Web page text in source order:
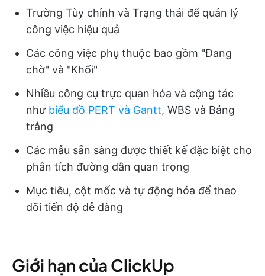
Trường Tùy chỉnh và Trạng thái để quản lý
công việc hiệu quả
Các công việc phụ thuộc bao gồm "Đang
chờ" và "Khối"
Nhiều công cụ trực quan hóa và cộng tác
như biểu đồ PERT và Gantt, WBS và Bảng
trắng
Các mẫu sẵn sàng được thiết kế đặc biệt cho
phân tích đường dẫn quan trọng
Mục tiêu, cột mốc và tự động hóa để theo
dõi tiến độ dễ dàng
Giới hạn của ClickUp